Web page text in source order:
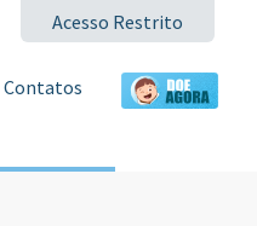
Contatos
Acesso Restrito